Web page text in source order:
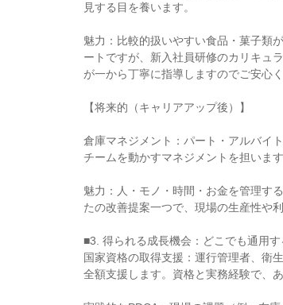
見する目を養います。
魅力：比較的扱いやすい食品・菓子類
ートですが、新入社員研修のカリキュ
が一から丁寧に指導しますのでご安心く
【将来的（キャリアアップ後）】
倉庫マネジメント：パート・アルバイ
チームを動かすマネジメントを担います
魅力：人・モノ・時間・お金を管理す
たの改善提案一つで、現場の生産性や
■3. 得られる成長機会：どこでも通用
国家資格の取得支援：運行管理者、衛
全額支援します。資格と実務経験で、